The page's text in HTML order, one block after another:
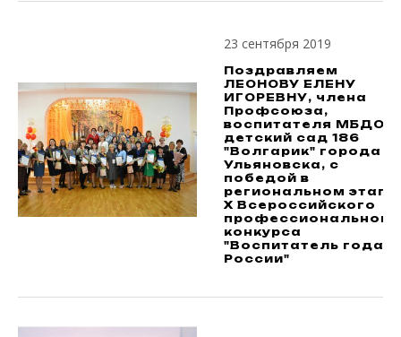
23 сентября 2019
Поздравляем
ЛЕОНОВУ ЕЛЕНУ
ИГОРЕВНУ, члена
Профсоюза,
воспитателя МБДОУ
детский сад 186
"Волгарик" города
Ульяновска, с
победой в
региональном этапе
X Всероссийского
профессионального
конкурса
"Воспитатель года
России"